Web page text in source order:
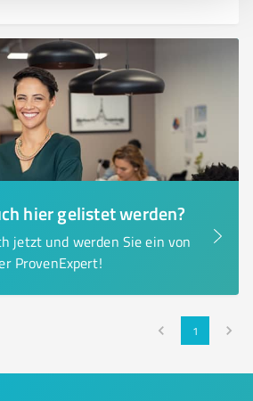
hier gelistet werden?
jetzt und werden Sie ein von
ProvenExpert!
1